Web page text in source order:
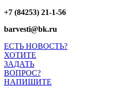
+7 (84253) 21-1-56
barvesti@bk.ru
ЕСТЬ НОВОСТЬ?
ХОТИТЕ
ЗАДАТЬ
ВОПРОС?
НАПИШИТЕ